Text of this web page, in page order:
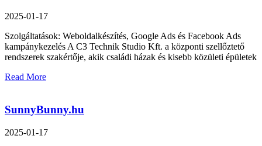
2025-01-17
Szolgáltatások: Weboldalkészítés, Google Ads és Facebook Ads
kampánykezelés A C3 Technik Studio Kft. a központi szellőztető
rendszerek szakértője, akik családi házak és kisebb közületi épületek
Read More
SunnyBunny.hu
2025-01-17